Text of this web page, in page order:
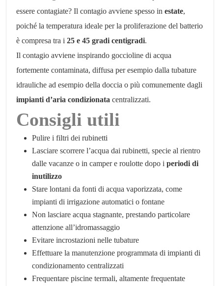
essere contagiate? Il contagio avviene spesso in estate,
poiché la temperatura ideale per la proliferazione del batterio
è compresa tra i 25 e 45 gradi centigradi.
Il contagio avviene inspirando goccioline di acqua
fortemente contaminata, diffusa per esempio dalla tubature
idrauliche ad esempio della doccia o più comunemente dagli
impianti d’aria condizionata centralizzati.
Consigli utili
Pulire i filtri dei rubinetti
Lasciare scorrere l’acqua dai rubinetti, specie al rientro
dalle vacanze o in camper e roulotte dopo i periodi di
inutilizzo
Stare lontani da fonti di acqua vaporizzata, come
impianti di irrigazione automatici o fontane
Non lasciare acqua stagnante, prestando particolare
attenzione all’idromassaggio
Evitare incrostazioni nelle tubature
Effettuare la manutenzione programmata di impianti di
condizionamento centralizzati
Frequentare piscine termali, altamente frequentate